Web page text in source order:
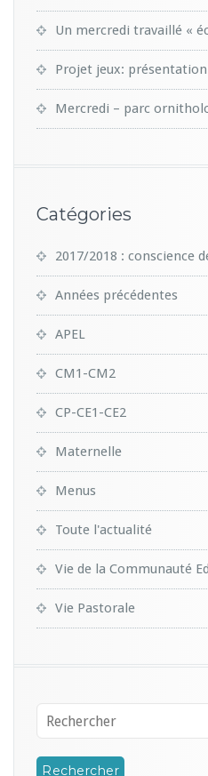
Un mercredi travaillé «
Projet jeux: présentation
Mercredi – parc
Catégories
2017/2018 : conscience
Années précédentes
APEL
CM1-CM2
CP-CE1-CE2
Maternelle
Menus
Toute l'actualité
Vie de la Communauté
Vie Pastorale